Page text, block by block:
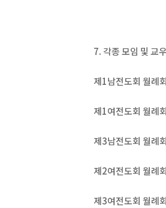
7. 각종 모임 및 교
제1남전도회 월례
제1여전도회 월례
제3남전도회 월례
제2여전도회 월례
제3여전도회 월례